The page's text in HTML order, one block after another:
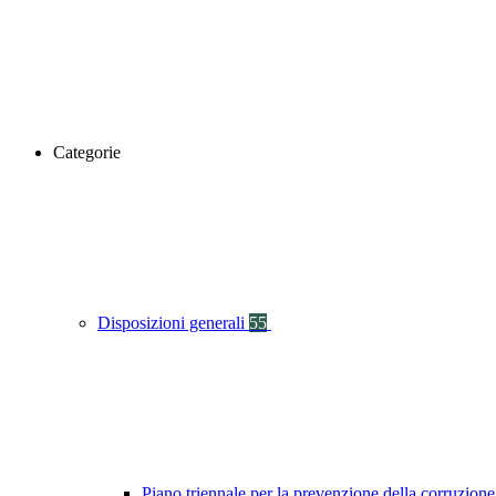
Categorie
Disposizioni generali 55